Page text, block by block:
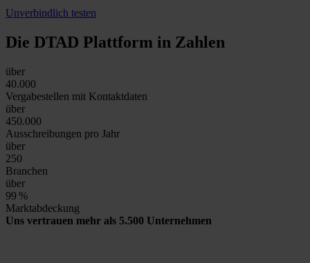
Unverbindlich testen
Die DTAD Plattform in Zahlen
über
40.000
Vergabestellen mit Kontaktdaten
über
450.000
Ausschreibungen pro Jahr
über
250
Branchen
über
99 %
Marktabdeckung
Uns vertrauen mehr als 5.500 Unternehmen